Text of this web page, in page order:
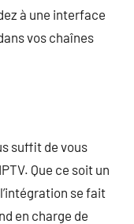
à une interface
vos chaînes
suffit de vous
Que ce soit un
se fait
en charge de